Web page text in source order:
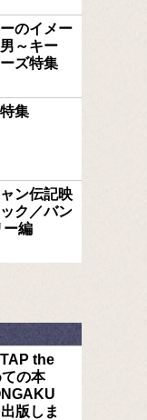
のイメー
～キー
ズ特集
集
ン伝記映
ク／バン
ー編
TAP the
の本
版しま